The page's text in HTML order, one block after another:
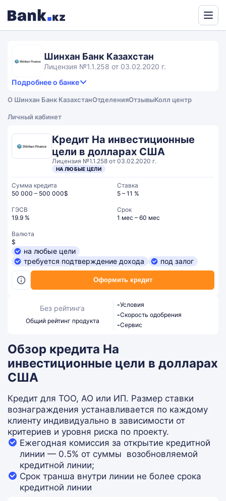
Шинхан Банк Казахстан
Лицензия №1.1.258 от 03.02.2020 г.
Подробнее о банке
4.6
4,6
rating
Продукты и услуги
О Шинхан Банк КазахстанОтделенияОтзывыКолл центр
Личный кабинет
Кредит На инвестиционные
цели в долларах США
Лицензия №1.1.258 от 03.02.2020 г.
НА ЛЮБЫЕ ЦЕЛИ
Оформить кредит
Сумма кредита
50 000 – 500 000$
Ставка
5 – 11 %
ГЭСВ
19.9 %
Срок
1 мес – 60 мес
Валюта
$
на любые цели
требуется подтверждение дохода
под залог
Без рейтинга
Общий рейтинг продукта
-Условия
-Скорость одобрения
-Сервис
Обзор кредита На
инвестиционные цели в долларах
США
Кредит для ТОО, АО или ИП. Размер ставки
вознаграждения устанавливается по каждому
клиенту индивидуально в зависимости от
критериев и уровня риска по проекту.
Ежегодная комиссия за открытие кредитной
линии — 0.5% от суммы возобновляемой
кредитной линии;
Срок транша внутри линии не более срока
кредитной линии